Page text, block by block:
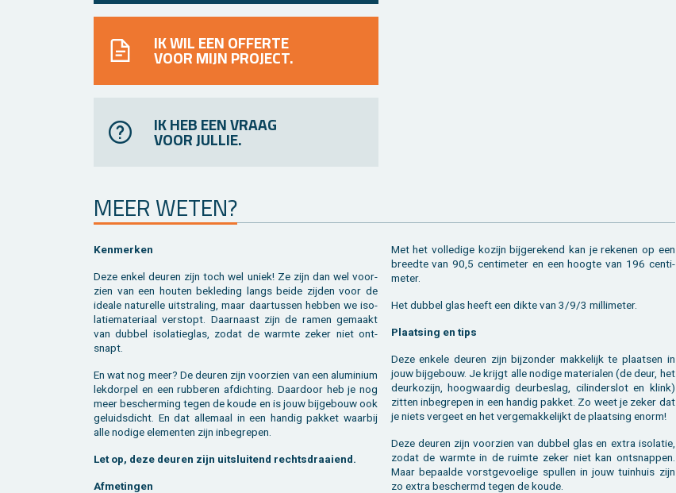
IK WIL EEN OFFERTE
VOOR MIJN PROJECT.
IK HEB EEN VRAAG
VOOR JULLIE.
MEER WETEN?
Ken­mer­ken
Deze enkel deu­ren zijn toch wel uniek! Ze zijn dan wel voor­
zien van een hou­ten be­kle­ding langs beide zij­den voor de
ide­a­le na­tu­rel­le uit­stra­ling, maar daar­tus­sen heb­ben we iso­
la­tie­ma­te­ri­aal ver­stopt. Daar­naast zijn de ramen ge­maakt
van dub­bel iso­la­tieglas, zodat de warm­te zeker niet ont­
snapt.
En wat nog meer? De deu­ren zijn voor­zien van een alu­mi­ni­um
lek­dor­pel en een rub­be­ren af­dich­ting. Daar­door heb je nog
meer be­scher­ming tegen de koude en is jouw bij­ge­bouw ook
ge­luids­dicht. En dat al­le­maal in een han­dig pak­ket waar­bij
alle no­di­ge ele­men­ten zijn in­be­gre­pen.
Let op, deze deu­ren zijn uit­slui­tend rechts­draai­end.
Af­me­tin­gen
Met het vol­le­di­ge ko­zijn bij­ge­re­kend kan je re­ke­nen op een
breed­te van 90,5 cen­ti­me­ter en een hoog­te van 196 cen­ti­
me­ter.
Het dub­bel glas heeft een dikte van 3/9/3 mil­li­me­ter.
Plaat­sing en tips
Deze en­ke­le deu­ren zijn bij­zon­der mak­ke­lijk te plaat­sen in
jouw bij­ge­bouw. Je krijgt alle no­di­ge ma­te­ri­a­len (de deur, het
deur­ko­zijn, hoog­waar­dig deur­be­slag, ci­lin­der­slot en klink)
zit­ten in­be­gre­pen in een han­dig pak­ket. Zo weet je zeker dat
je niets ver­geet en het ver­ge­mak­ke­lijkt de plaat­sing enorm!
Deze deu­ren zijn voor­zien van dub­bel glas en extra iso­la­tie,
zodat de warm­te in de ruim­te zeker niet kan ont­snap­pen.
Maar be­paal­de vorst­ge­voe­li­ge spul­len in jouw tuin­huis zijn
zo extra be­schermd tegen de koude.